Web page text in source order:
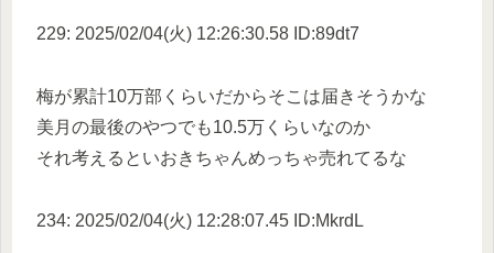
229: 2025/02/04(火) 12:26:30.58 ID:89dt7
梅が累計10万部くらいだからそこは届きそうかな
美月の最後のやつでも10.5万くらいなのか
それ考えるといおきちゃんめっちゃ売れてるな
234: 2025/02/04(火) 12:28:07.45 ID:MkrdL